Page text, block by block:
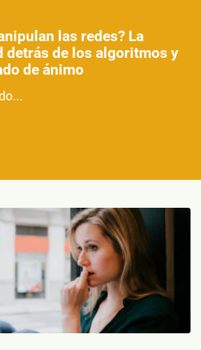
las redes? La
detrás de los algoritmos y
de ánimo